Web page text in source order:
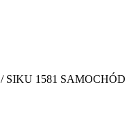
/ SIKU 1581 SAMOCHÓD